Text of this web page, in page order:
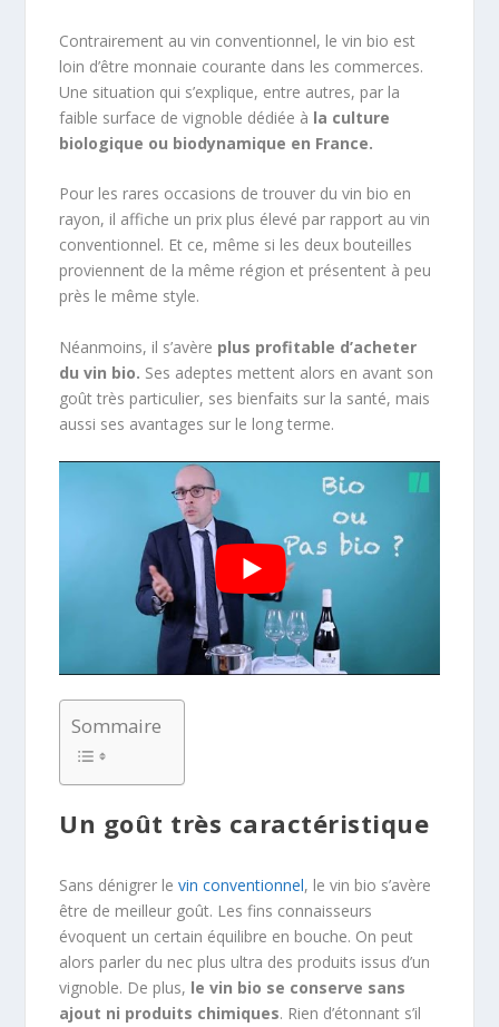
Contrairement au vin conventionnel, le vin bio est
loin d’être monnaie courante dans les commerces.
Une situation qui s’explique, entre autres, par la
faible surface de vignoble dédiée à la culture
biologique ou biodynamique en France.
Pour les rares occasions de trouver du vin bio en
rayon, il affiche un prix plus élevé par rapport au vin
conventionnel. Et ce, même si les deux bouteilles
proviennent de la même région et présentent à peu
près le même style.
Néanmoins, il s’avère plus profitable d’acheter
du vin bio. Ses adeptes mettent alors en avant son
goût très particulier, ses bienfaits sur la santé, mais
aussi ses avantages sur le long terme.
Sommaire
Un goût très caractéristique
Sans dénigrer levin conventionnel, le vin bio s’avère
être de meilleur goût. Les fins connaisseurs
évoquent un certain équilibre en bouche. On peut
alors parler du nec plus ultra des produits issus d’un
vignoble. De plus, le vin bio se conserve sans
ajout ni produits chimiques. Rien d’étonnant s’il